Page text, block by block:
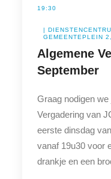
19:30
|
GEMEENTEPLEIN
Algemene
September
Graag nodigen
Vergadering van
eerste dinsdag
vanaf 19u30 voor
drankje en een